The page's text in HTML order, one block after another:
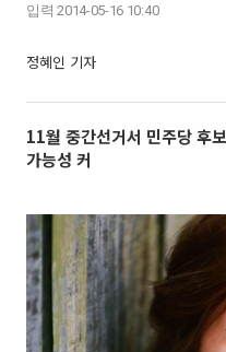
입력 2014-05-16 10:40
정혜인 기자
11월 중간선거서 민주당 후
가능성 커